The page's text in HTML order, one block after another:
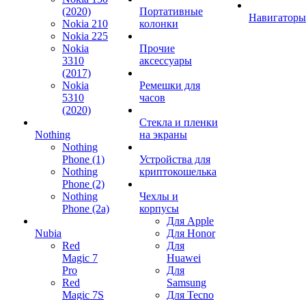
(2020)
Nokia 210
Nokia 225
Nokia
3310
(2017)
Nokia
5310
(2020)
Nothing
Nothing
Phone (1)
Nothing
Phone (2)
Nothing
Phone (2a)
Nubia
Red
Magic 7
Pro
Red
Magic 7S
Портативные
колонки
Прочие
аксессуары
Ремешки для
часов
Стекла и пленки
на экраны
Устройства для
криптокошелька
Чехлы и
корпусы
Для Apple
Для Honor
Для
Huawei
Для
Samsung
Для Tecno
Навигаторы